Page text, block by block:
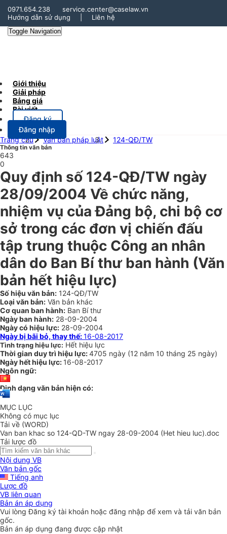
0971.654.238
service.center@caselaw.vn
Hướng dẫn sử dụng
Liên hệ
Toggle Navigation
Giới thiệu
Giải pháp
Bảng giá
Bài viết
Đăng ký
Đăng nhập
Trang chủ
Văn bản pháp luật 124-QĐ/TW
Thông tin văn bản
643
0
Quy định số 124-QĐ/TW ngày
28/09/2004 Về chức năng,
nhiệm vụ của Đảng bộ, chi bộ cơ
sở trong các đơn vị chiến đấu
tập trung thuộc Công an nhân
dân do Ban Bí thư ban hành (Văn
bản hết hiệu lực)
Số hiệu văn bản: 124-QĐ/TW
Loại văn bản: Văn bản khác
Cơ quan ban hành: Ban Bí thư
Ngày ban hành: 28-09-2004
Ngày có hiệu lực: 28-09-2004
Ngày bị bãi bỏ, thay thế:16-08-2017
Tình trạng hiệu lực: Hết hiệu lực
Thời gian duy trì hiệu lực:4705 ngày (12 năm 10 tháng 25 ngày)
Ngày hết hiệu lực: 16-08-2017
Ngôn ngữ:
Định dạng văn bản hiện có:
MỤC LỤC
Không có mục lục
Tải về (WORD)
Van ban khac so 124-QD-TW ngay 28-09-2004 (Het hieu luc).doc
Tải lược đồ
Nội dung VB
Văn bản gốc
Tiếng anh
Lược đồ
VB liên quan
Bản án áp dụng
Vui lòngĐăng ký tài khoản hoặc đăng nhập để xem và tải văn bản
gốc.
Bản án áp dụng đang được cập nhật